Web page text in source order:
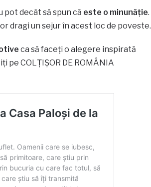
pot decât să spun că este o minunăție.
dragi un sejur în acest loc de poveste.
ca să faceți o alegere inspirată
pe COLȚIȘOR DE ROMÂNIA